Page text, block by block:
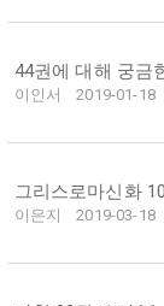
44권에 대해 궁금
이인서
2019-01-18
그리스로마신화
이은지
2019-03-18